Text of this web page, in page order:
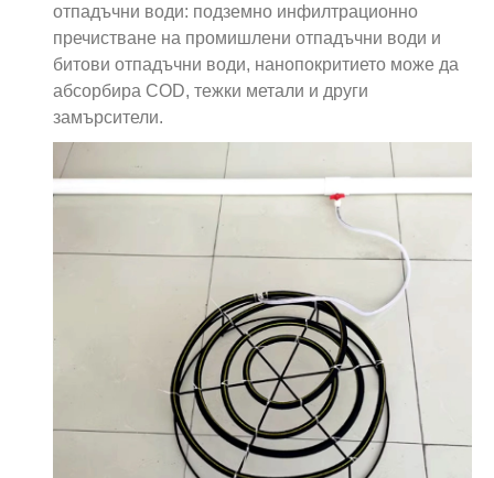
отпадъчни води: подземно инфилтрационно
пречистване на промишлени отпадъчни води и
битови отпадъчни води, нанопокритието може да
абсорбира COD, тежки метали и други
замърсители.